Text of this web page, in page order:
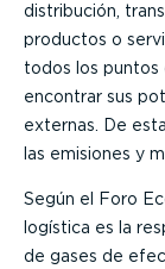
distribución,
productos o
todos los puntos
encontrar sus
externas. De
las emisiones y
Según el Foro
logística es la
de gases de